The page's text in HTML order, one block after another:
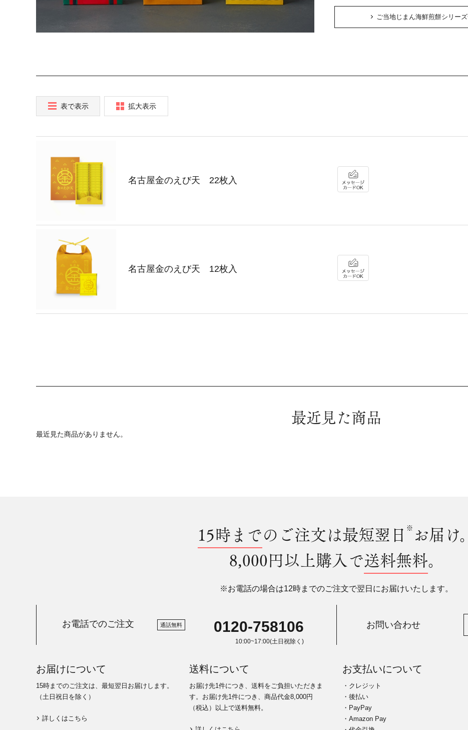
ご当地じまん海鮮煎餅シリー
拡大表示
表で表示
名古屋金のえび天 22枚入
名古屋金のえび天 12枚入
最近見た商品
最近見た商品がありません。
15時までのご注文は最短翌日 ※ お届け。
8,000円以上購入で送料無料。
※お電話の場合は12時までのご注文で翌日にお届けいたします。
お電話でのご注文 通話無料 0120-758106
10:00~17:00(土日祝除く)
お問い合わせ
お届けについて
15時までのご注文は、最短翌日お届けします。
（土日祝日を除く）
詳しくはこちら
送料について
お届け先1件につき、送料をご負担いただきま
す。お届け先1件につき、商品代金8,000円
（税込）以上で送料無料。
お支払いについて
・クレジット
・後払い
・PayPay
・Amazon Pay